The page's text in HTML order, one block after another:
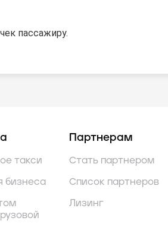
пассажиру.
такси
бизнеса
Партнерам
Стать партнером
Список партнеров
Лизинг